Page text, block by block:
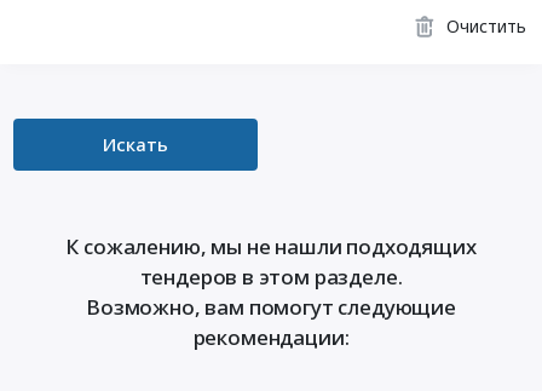
Очистить
Искать
К сожалению, мы не нашли подходящих
тендеров в этом разделе.
Возможно, вам помогут следующие
рекомендации: